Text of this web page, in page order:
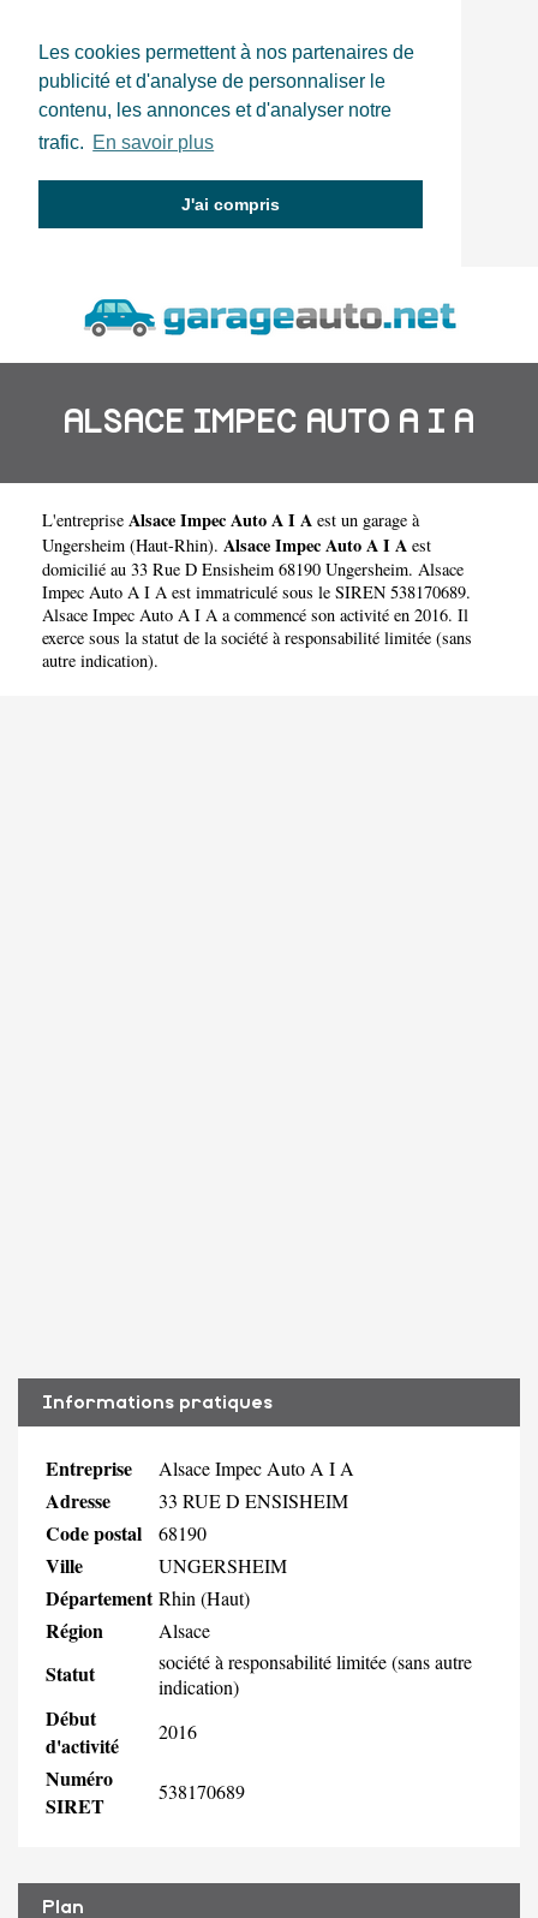
Les cookies permettent à nos partenaires de
publicité et d'analyse de personnaliser le
contenu, les annonces et d'analyser notre
trafic. En savoir plus
J'ai compris
ALSACE IMPEC AUTO A I A
L'entreprise Alsace Impec Auto A I A est un garage à
Ungersheim (Haut-Rhin). Alsace Impec Auto A I A est
domicilié au 33 Rue D Ensisheim 68190 Ungersheim. Alsace
Impec Auto A I A est immatriculé sous le SIREN 538170689.
Alsace Impec Auto A I A a commencé son activité en 2016. Il
exerce sous la statut de la société à responsabilité limitée (sans
autre indication).
Informations pratiques
Entreprise Alsace Impec Auto A I A
Adresse 33 RUE D ENSISHEIM
Code postal 68190
Ville UNGERSHEIM
Département Rhin (Haut)
Région Alsace
Statut
société à responsabilité limitée (sans autre
indication)
Début
d'activité
2016
Numéro
SIRET
538170689
Plan